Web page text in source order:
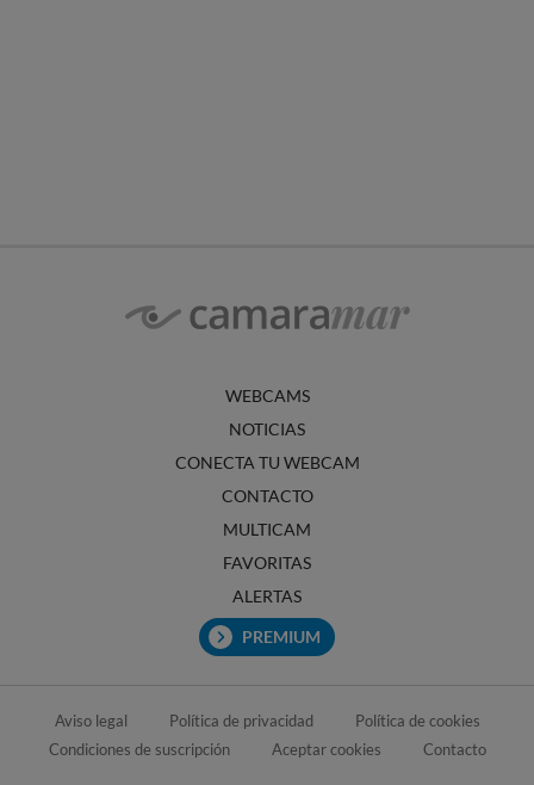
WEBCAMS
NOTICIAS
CONECTA TU WEBCAM
CONTACTO
MULTICAM
FAVORITAS
ALERTAS
PREMIUM
Aviso legal Política de privacidad
Política de cookies
Condiciones de suscripción
Aceptar cookies Contacto